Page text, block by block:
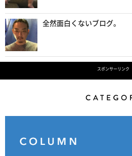
全然面白くないブログ。
スポンサーリンク